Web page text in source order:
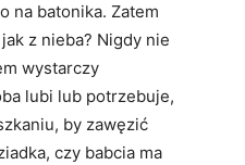
na batonika. Zatem
z nieba? Nigdy nie
wystarczy
lubi lub potrzebuje,
by zawęzić
czy babcia ma